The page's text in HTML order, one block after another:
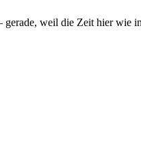
weil die Zeit hier wie